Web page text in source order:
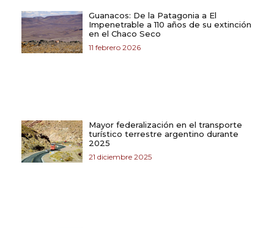
Guanacos: De la Patagonia a El
Impenetrable a 110 años de su extinción
en el Chaco Seco
11 febrero 2026
Mayor federalización en el transporte
turístico terrestre argentino durante
2025
21 diciembre 2025